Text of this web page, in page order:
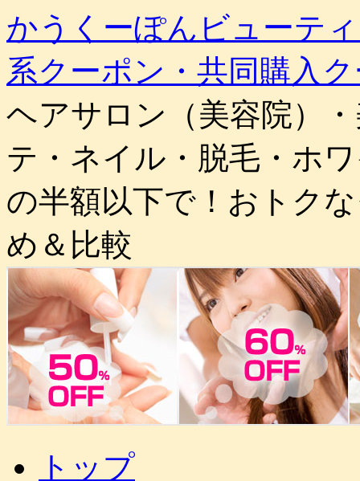
かうくーぽんビューテ
系クーポン・共同購入
ヘアサロン（美容院）
テ・ネイル・脱毛・ホ
の半額以下で！おトク
め＆比較
ン
トップ